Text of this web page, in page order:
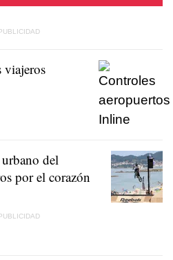
viajeros
del
por el corazón